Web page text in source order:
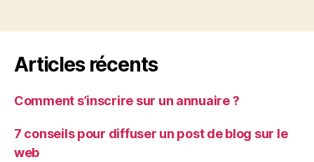
Articles récents
Comment s’inscrire sur un annuaire ?
7 conseils pour diffuser un post de blog sur le
web